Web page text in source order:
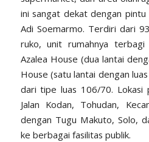
ini sangat dekat dengan
Adi Soemarmo. Terdiri dari
ruko, unit rumahnya
Azalea House (dua lantai
House (satu lantai dengan
dari tipe luas 106/70. Lokasi
Jalan Kodan, Tohudan,
dengan Tugu Makuto, Solo,
ke berbagai fasilitas publik.